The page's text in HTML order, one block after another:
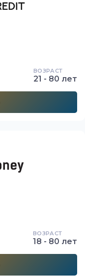
ВОЗРАСТ
21 - 80 лет
ВОЗРАСТ
18 - 80 лет